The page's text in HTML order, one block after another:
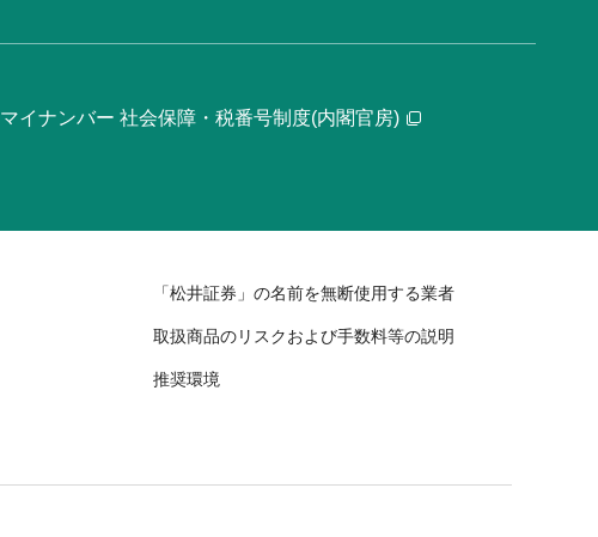
マイナンバー 社会保障・税番号制度(内閣官房)
「松井証券」の名前を無断使用する業者
取扱商品のリスクおよび手数料等の説明
推奨環境